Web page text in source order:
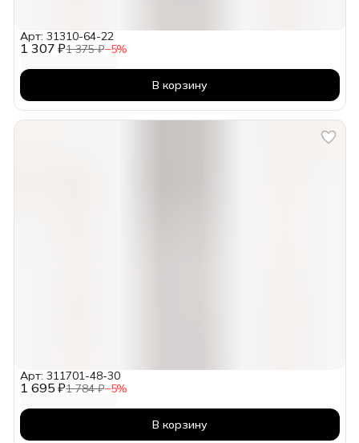
1 307 ₽1 375 ₽−5%
Арт: 31310-64-22
В корзину
1 695 ₽1 784 ₽−5%
Арт: 311701-48-30
В корзину